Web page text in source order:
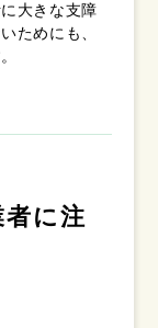
大きな支障
ためにも、
に注